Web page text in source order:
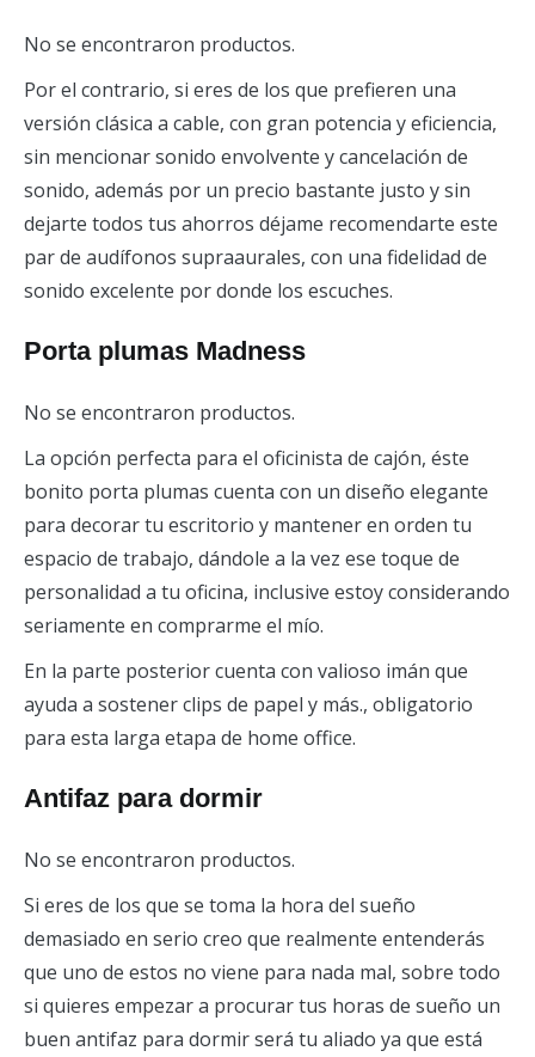
No se encontraron productos.
Por el contrario, si eres de los que prefieren una
versión clásica a cable, con gran potencia y eficiencia,
sin mencionar sonido envolvente y cancelación de
sonido, además por un precio bastante justo y sin
dejarte todos tus ahorros déjame recomendarte este
par de audífonos supraaurales, con una fidelidad de
sonido excelente por donde los escuches.
Porta plumas Madness
No se encontraron productos.
La opción perfecta para el oficinista de cajón, éste
bonito porta plumas cuenta con un diseño elegante
para decorar tu escritorio y mantener en orden tu
espacio de trabajo, dándole a la vez ese toque de
personalidad a tu oficina, inclusive estoy considerando
seriamente en comprarme el mío.
En la parte posterior cuenta con valioso imán que
ayuda a sostener clips de papel y más., obligatorio
para esta larga etapa de home office.
Antifaz para dormir
No se encontraron productos.
Si eres de los que se toma la hora del sueño
demasiado en serio creo que realmente entenderás
que uno de estos no viene para nada mal, sobre todo
si quieres empezar a procurar tus horas de sueño un
buen antifaz para dormir será tu aliado ya que está